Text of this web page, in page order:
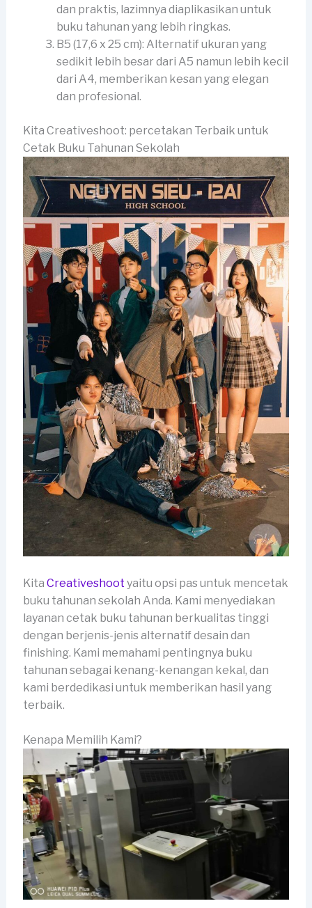
dan praktis, lazimnya diaplikasikan untuk
buku tahunan yang lebih ringkas.
B5 (17,6 x 25 cm): Alternatif ukuran yang
sedikit lebih besar dari A5 namun lebih kecil
dari A4, memberikan kesan yang elegan
dan profesional.
Kita Creativeshoot: percetakan Terbaik untuk
Cetak Buku Tahunan Sekolah
Kita Creativeshoot yaitu opsi pas untuk mencetak
buku tahunan sekolah Anda. Kami menyediakan
layanan cetak buku tahunan berkualitas tinggi
dengan berjenis-jenis alternatif desain dan
finishing. Kami memahami pentingnya buku
tahunan sebagai kenang-kenangan kekal, dan
kami berdedikasi untuk memberikan hasil yang
terbaik.
Kenapa Memilih Kami?